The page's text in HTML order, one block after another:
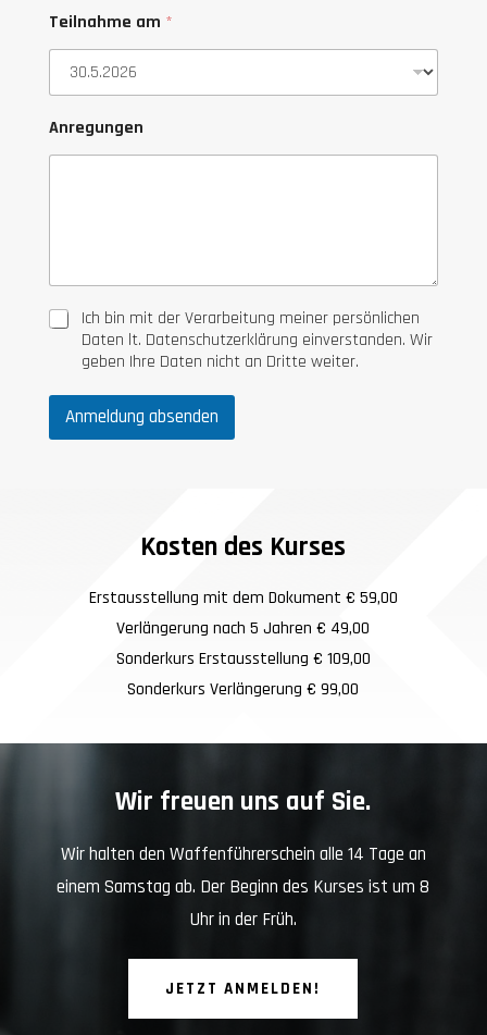
z
*
Teilnahme am *
Anregungen
D
n
c
Ich bin mit der Verarbeitung meiner persönlichen
Daten lt. Datenschutzerklärung einverstanden. Wir
geben Ihre Daten nicht an Dritte weiter.
Anmeldung absenden
Kosten des Kurses
Erstausstellung mit dem Dokument € 59,00
Verlängerung nach 5 Jahren € 49,00
Sonderkurs Erstausstellung € 109,00
Sonderkurs Verlängerung € 99,00
Wir freuen uns auf Sie.
Wir halten den Waffenführerschein alle 14 Tage an
einem Samstag ab. Der Beginn des Kurses ist um 8
Uhr in der Früh.
JETZT ANMELDEN!